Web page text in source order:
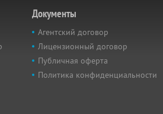
Документы
Агентский договор
Лицензионный договор
Публичная оферта
Политика конфиденциальности